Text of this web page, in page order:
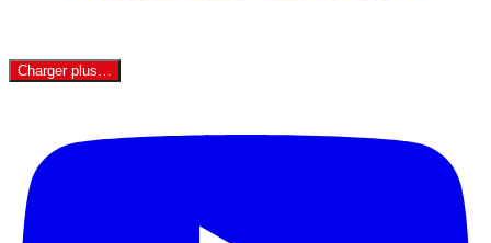
Charger plus…